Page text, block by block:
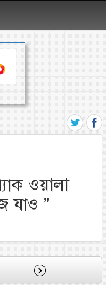
ওয়ালা
যাও ”